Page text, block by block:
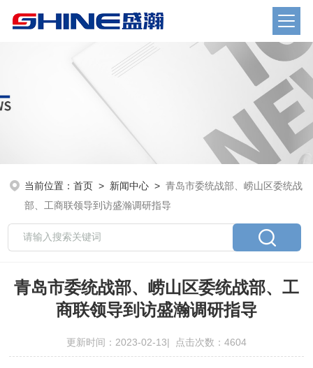
当前位置：首页 > 新闻中心 >青岛市委统战部、崂山区委统战
部、工商联领导到访盛瀚调研指导
青岛市委统战部、崂山区委统战部、工
商联领导到访盛瀚调研指导
更新时间：2023-02-13| 点击次数：4604